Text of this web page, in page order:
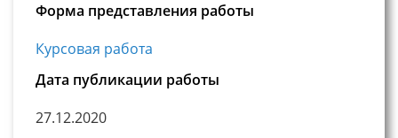
Форма представления работы
Курсовая работа
Дата публикации работы
27.12.2020